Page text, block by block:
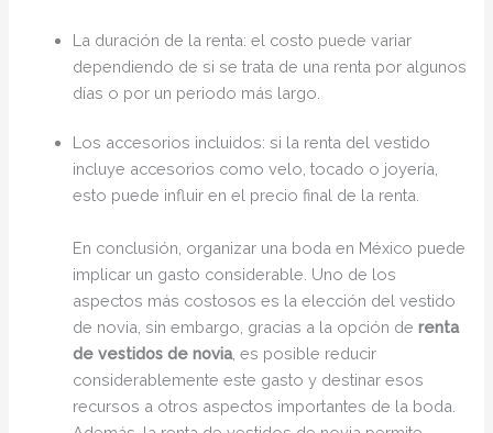
La duración de la renta: el costo puede variar
dependiendo de si se trata de una renta por algunos
días o por un periodo más largo.
Los accesorios incluidos: si la renta del vestido
incluye accesorios como velo, tocado o joyería,
esto puede influir en el precio final de la renta.
En conclusión, organizar una boda en México puede
implicar un gasto considerable. Uno de los
aspectos más costosos es la elección del vestido
de novia, sin embargo, gracias a la opción derenta
de vestidos de novia, es posible reducir
considerablemente este gasto y destinar esos
recursos a otros aspectos importantes de la boda.